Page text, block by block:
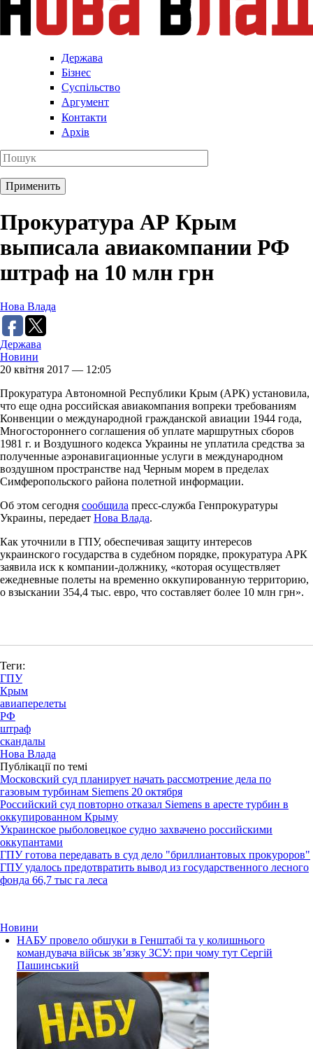
Держава
Бізнес
Суспільство
Аргумент
Контакти
Архів
Прокуратура АР Крым
выписала авиакомпании РФ
штраф на 10 млн грн
Нова Влада
Держава
Новини
20 квітня 2017 — 12:05
Прокуратура Автономной Республики Крым (АРК) установила,
что еще одна российская авиакомпания вопреки требованиям
Конвенции о международной гражданской авиации 1944 года,
Многостороннего соглашения об уплате маршрутных сборов
1981 г. и Воздушного кодекса Украины не уплатила средства за
полученные аэронавигационные услуги в международном
воздушном пространстве над Черным морем в пределах
Симферопольского района полетной информации.
Об этом сегодня сообщила пресс-служба Генпрокуратуры
Украины, передает Нова Влада.
Как уточнили в ГПУ, обеспечивая защиту интересов
украинского государства в судебном порядке, прокуратура АРК
заявила иск к компании-должнику, «которая осуществляет
ежедневные полеты на временно оккупированную территорию,
о взыскании 354,4 тыс. евро, что составляет более 10 млн грн».
Теги:
ГПУ
Крым
авиаперелеты
РФ
штраф
скандалы
Нова Влада
Публікації по темі
Московский суд планирует начать рассмотрение дела по
газовым турбинам Siemens 20 октября
Российский суд повторно отказал Siemens в аресте турбин в
оккупированном Крыму
Украинское рыболовецкое судно захвачено российскими
оккупантами
ГПУ готова передавать в суд дело "бриллиантовых прокуроров"
ГПУ удалось предотвратить вывод из государственного лесного
фонда 66,7 тыс га леса
Новини
НАБУ провело обшуки в Генштабі та у колишнього
командувача військ зв’язку ЗСУ: при чому тут Сергій
Пашинський